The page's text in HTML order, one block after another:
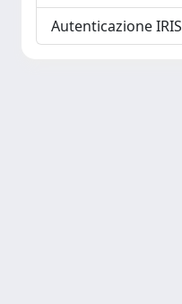
Autenticazione IRIS